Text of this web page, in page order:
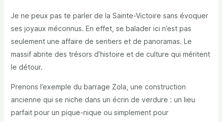
Je ne peux pas te parler de la Sainte-Victoire sans évoquer
ses joyaux méconnus. En effet, se balader ici n’est pas
seulement une affaire de sentiers et de panoramas. Le
massif abrite des trésors d’histoire et de culture qui méritent
le détour.
Prenons l’exemple du barrage Zola, une construction
ancienne qui se niche dans un écrin de verdure : un lieu
parfait pour un pique-nique ou simplement pour